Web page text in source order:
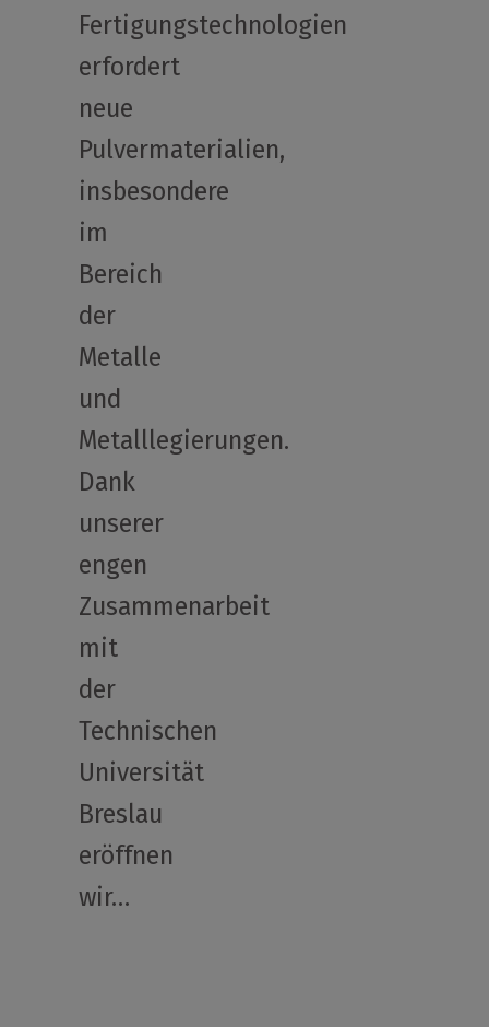
Fertigungstechnologien
erfordert
neue
Pulvermaterialien,
insbesondere
im
Bereich
der
Metalle
und
Metalllegierungen.
Dank
unserer
engen
Zusammenarbeit
mit
der
Technischen
Universität
Breslau
eröffnen
wir…